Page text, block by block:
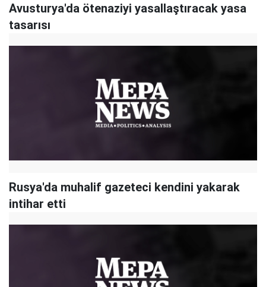
Avusturya'da ötenaziyi yasallaştıracak yasa
tasarısı
Rusya'da muhalif gazeteci kendini yakarak
intihar etti